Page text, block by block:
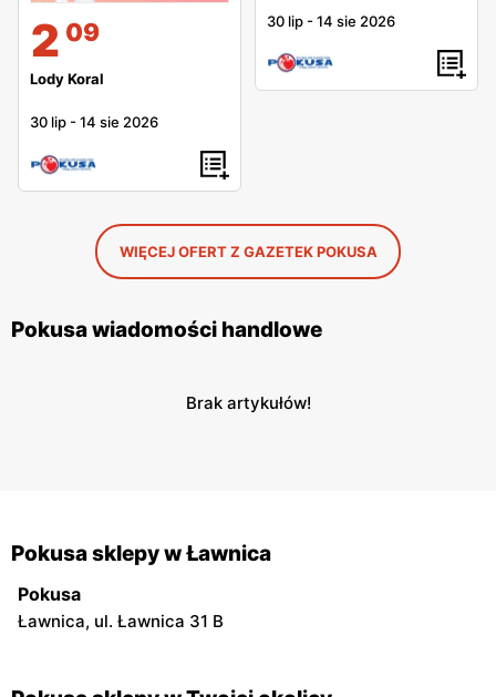
2 09
Lody Koral
30 lip -14 sie 2026
30 lip -14 sie 2026
WIĘCEJ OFERT Z GAZETEK POKUSA
Pokusa wiadomości handlowe
Brak artykułów!
Pokusa sklepy w Ławnica
Pokusa
Ławnica, ul. Ławnica 31 B